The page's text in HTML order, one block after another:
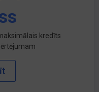
kredīts